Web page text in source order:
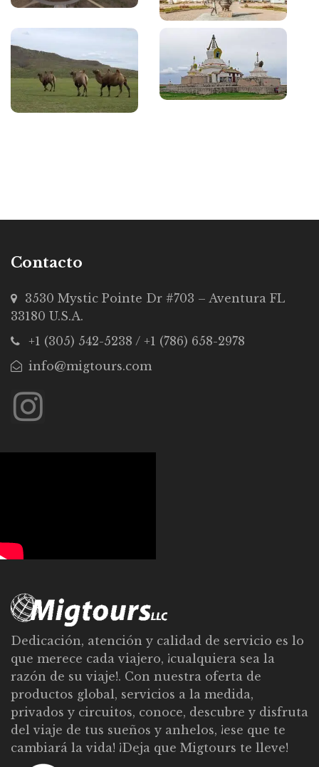
Contacto
3530 Mystic Pointe Dr #703 – Aventura FL
33180 U.S.A.
+1 (305) 542-5238 / +1 (786) 658-2978
info@migtours.com
Dedicación, atención y calidad de servicio es lo
que merece cada viajero, ¡cualquiera sea la
razón de su viaje!. Con nuestra oferta de
productos global, servicios a la medida,
privados y circuitos, conoce, descubre y disfruta
del viaje de tus sueños y anhelos, ¡ese que te
cambiará la vida! ¡Deja que Migtours te lleve!